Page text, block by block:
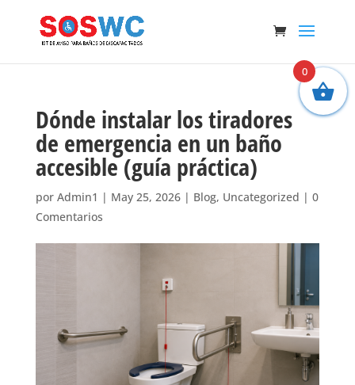
Dónde instalar los tiradores
de emergencia en un baño
accesible (guía práctica)
por Admin1 | May 25, 2026| Blog, Uncategorized | 0
Comentarios
0